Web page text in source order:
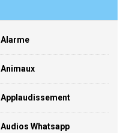
Alarme
Animaux
Applaudissement
Audios Whatsapp